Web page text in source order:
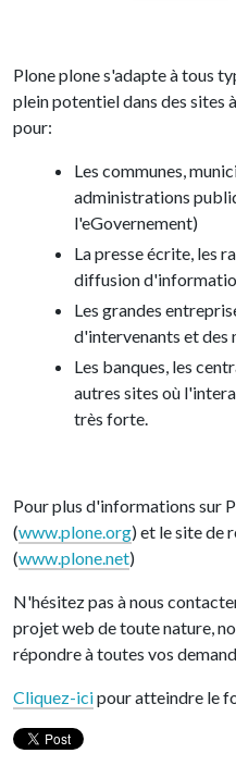
Plone plone s'adapte à tous
plein potentiel dans des sites
pour:
Les communes,
administrations
l'eGovernement)
La presse écrite, les
diffusion
Les grandes
d'intervenants et des
Les banques, les
autres sites où
très forte.
Pour plus d'informations sur
(www.plone.org) et le site de
(www.plone.net)
N'hésitez pas à nous
projet web de toute nature,
répondre à toutes vos
Cliquez-icipour atteindre le